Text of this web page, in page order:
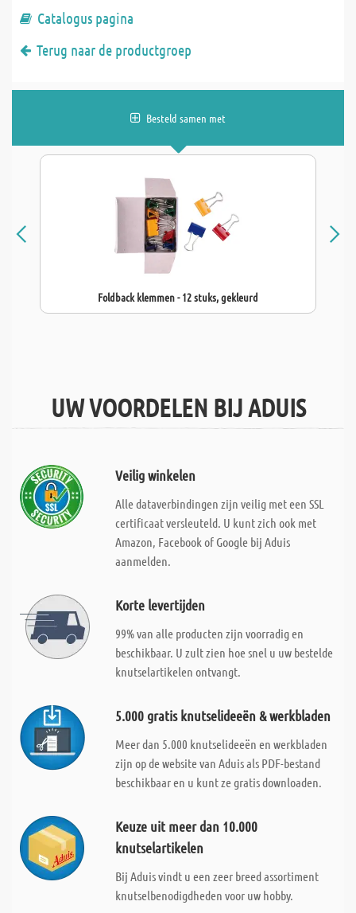
Catalogus pagina
Terug naar de productgroep
Besteld samen met
Foldback klemmen - 12 stuks, gekleurd
UW VOORDELEN BIJ ADUIS
Veilig winkelen
Alle dataverbindingen zijn veilig met een SSL
certificaat versleuteld. U kunt zich ook met
Amazon, Facebook of Google bij Aduis
aanmelden.
Korte levertijden
99% van alle producten zijn voorradig en
beschikbaar. U zult zien hoe snel u uw bestelde
knutselartikelen ontvangt.
5.000 gratis knutselideeën & werkbladen
Meer dan 5.000 knutselideeën en werkbladen
zijn op de website van Aduis als PDF-bestand
beschikbaar en u kunt ze gratis downloaden.
Keuze uit meer dan 10.000
knutselartikelen
Bij Aduis vindt u een zeer breed assortiment
knutselbenodigdheden voor uw hobby.